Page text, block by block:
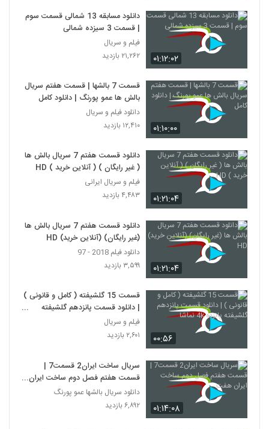
۰۱:۱۲:۰۲
دانلود مسابقه 13 شمالی قسمت سوم
| قسمت 3 سیزده شمالی
فیلم و سریال
۲۱,۲۶۲ بازدید
۰۱:۱۰:۰۰
قسمت 7 بالشها | قسمت هفتم سریال
بالش ها عمو پورنگ | دانلود کامل
دانلود فیلم و سریال
۱۲,۴۱۰ بازدید
۰۱:۲۱:۰۴
دانلود قسمت هفتم 7 سریال بالش ها
( غیر رایگان ) ( آنلاین خرید ) HD
فیلم و سریال ایرانی
۴,۴۸۳ بازدید
۰۱:۲۱:۰۴
دانلود قسمت هفتم 7 سریال بالش ها
(غیر رایگان) (آنلاین خرید) HD
دانلود فیلم 2018 - 97
۳,۵۹۹ بازدید
۰۰:۵۶
قسمت 15 گلشیفته ( کامل و قانونی )
| دانلود قسمت پانزدهم گلشیفته
پانزده 4k نماشا
فیلم و سریال
۲,۶۰۱ بازدید
۰۱:۱۴:۰۸
سریال ساخت ایران2 قسمت7 |
قسمت هفتم فصل دوم ساخت ایران
هفت
دانلود سریال بالشها عمو پورنگ
۶,۸۹۲ بازدید